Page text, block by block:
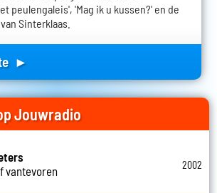
peulengaleis', 'Mag ik u kussen?' en de
Sinterklaas.
►
Jouwradio
vantevoren
2002